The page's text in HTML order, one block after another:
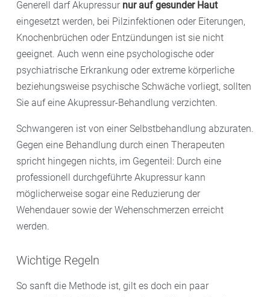
Wie lange Sie auf der Matte liegen, hängt von Ihrem
eigenen Wohlbefinden ab. Bei Forschungsarbeiten,
die auf positive Effekte im Bereich der
Schmerzreduzierung in Nacken- und Rückenbereich
und Verbesserung bei Schlafproblemen hinweisen,
war einetägliche Anwendungsdauer von 30 Minuten
die Regel.
Generell darf Akupressur nur auf gesunder Haut
eingesetzt werden, bei Pilzinfektionen oder Eiterungen,
Knochenbrüchen oder Entzündungen ist sie nicht
geeignet. Auch wenn eine psychologische oder
psychiatrische Erkrankung oder extreme körperliche
beziehungsweise psychische Schwäche vorliegt, sollten
Sie auf eine Akupressur-Behandlung verzichten.
Schwangeren ist von einer Selbstbehandlung abzuraten.
Gegen eine Behandlung durch einen Therapeuten
spricht hingegen nichts, im Gegenteil: Durch eine
professionell durchgeführte Akupressur kann
möglicherweise sogar eine Reduzierung der
Wehendauer sowie der Wehenschmerzen erreicht
werden.
Wichtige Regeln
So sanft die Methode ist, gilt es doch ein paar